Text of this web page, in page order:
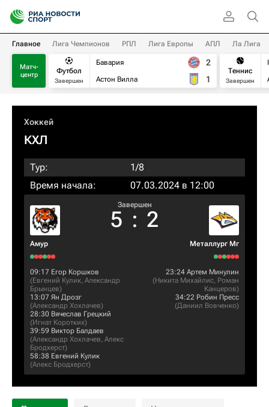
Главное Лига Чемпионов РПЛ Лига Европы АПЛ Ла Лига
Матч-
центр
Футбол
Завершен
Бавария
Астон Вилла
2
1
Теннис
Завершен
Хоккей
КХЛ
Тур:
1/8
Время начала:
07.03.2024 в 12:00
Амур
Завершен
5 : 2
Металлург Мг
09:17 Егор Коршков
(Евгений Кулик, Александр
Брынцев)
13:07 Ян Дрозг
(Александр Хохлачев)
28:30 Вячеслав Грецкий
(Игнат Коротких)
39:59 Виктор Балдаев
(Александр Хохлачев, Алекс
Бродхерст)
58:38 Евгений Кулик
(Алекс Бродхерст)
23:24 Артем Минулин
(Никита Михайлис, Роман
Канцеров)
34:22 Робин Пресс
(Даниил Вовченко)